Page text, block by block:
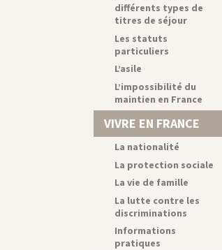
différents types de
titres de séjour
Les statuts
particuliers
L’asile
L’impossibilité du
maintien en France
VIVRE EN FRANCE
La nationalité
La protection sociale
La vie de famille
La lutte contre les
discriminations
Informations
pratiques